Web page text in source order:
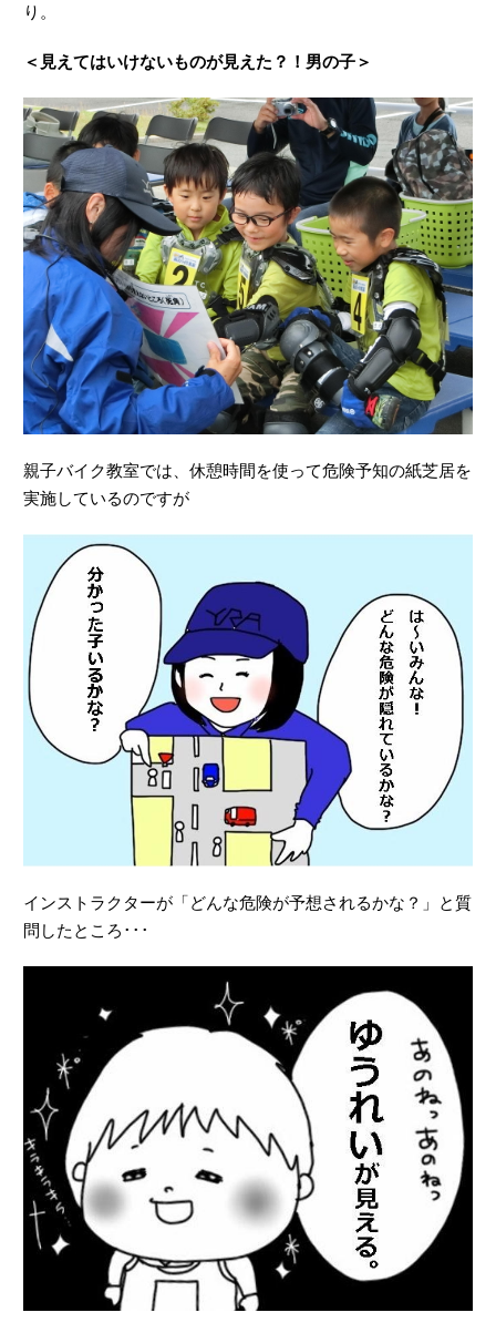
り。
＜見えてはいけないものが見えた？！男の子＞
親子バイク教室では、休憩時間を使って危険予知の紙芝居を
実施しているのですが
インストラクターが「どんな危険が予想されるかな？」と質
問したところ･･･